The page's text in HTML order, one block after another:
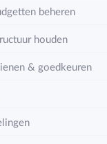
beheren
houden
& goedkeuren